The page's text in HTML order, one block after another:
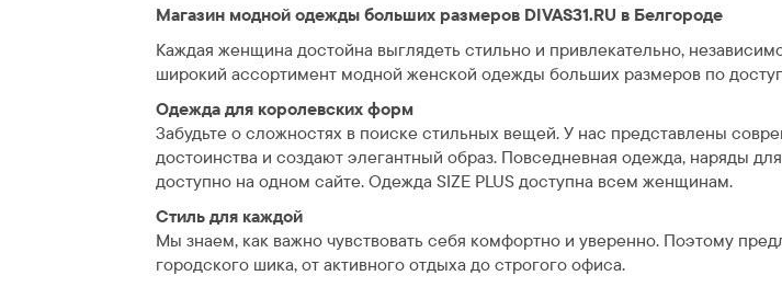
Магазин модной одежды больших размеров DIVAS31.RU в Белгороде
Каждая женщина достойна выглядеть стильно и привлекательно,
широкий ассортимент модной женской одежды больших размеров по
Одежда для королевских форм
Забудьте о сложностях в поиске стильных вещей. У нас представлены
достоинства и создают элегантный образ. Повседневная одежда, наряды
доступно на одном сайте. Одежда SIZE PLUS доступна всем женщинам.
Стиль для каждой
Мы знаем, как важно чувствовать себя комфортно и уверенно. Поэтому
городского шика, от активного отдыха до строгого офиса.